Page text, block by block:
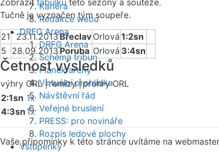
Kariéra
Redakce webu
DRFG Arena
DRFG Arena
Schéma tribun
Plánek areny
Virtuální prohlídka
Návštěvní řád
Veřejné bruslení
PRESS: pro novináře
Rozpis ledové plochy
Vstupenky
Zobrazit tabulku této sezóny a soutěže.
Tučně je vyznačen tým soupeře.
21 23.11.2013BřeclavOrlová 1:2sn
5
28.09.2013Poruba Orlová 3:4sn
Četnost výsledků
výhry ORL |remízy |prohry ORL
2:1sn 1x
4:3sn1x
Vaše připomínky k této stránce uvítáme na webmaster